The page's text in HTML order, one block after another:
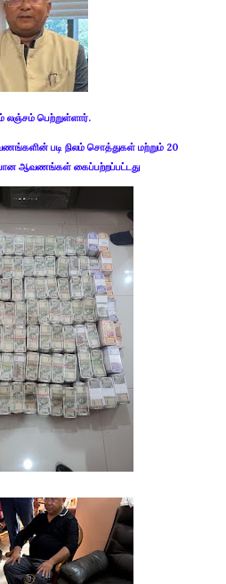
லஞ்சம் பெற்றுள்ளார்.
படி நிலம் சொத்துகள் மற்றும் 20
ஆவணங்கள் கைப்பற்றப்பட்டது